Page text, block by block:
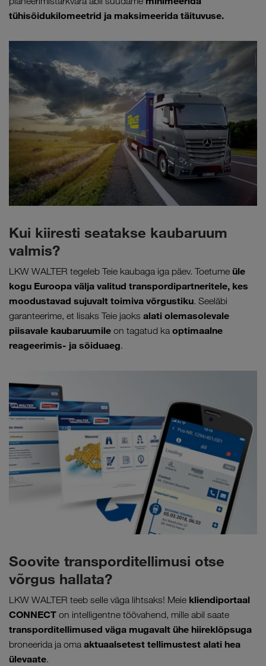
tühisõidukilomeetrid ja maksimeerida täituvuse.
Kui kiiresti seatakse kaubaruum
valmis?
LKW WALTER tegeleb Teie kaubaga iga päev. Toetume üle
kogu Euroopa välja valitud transpordipartneritele, kes
moodustavad sujuvalt toimiva võrgustiku. Seeläbi
garanteerime, et lisaks Teie jaoks alati olemasolevale
piisavale kaubaruumile on tagatud ka optimaalne
reageerimis- ja sõiduaeg.
Soovite transporditellimusi otse
võrgus hallata?
LKW WALTER teeb selle väga lihtsaks! Meie kliendiportaal
CONNECT on intelligentne töövahend, mille abil saate
transporditellimused väga mugavalt ühe hiireklõpsuga
broneerida ja oma aktuaalsetest tellimustest alati hea
ülevaate.